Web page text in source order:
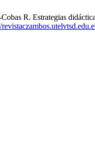
R. Estrategias